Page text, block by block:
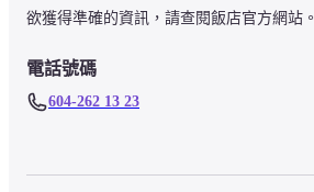
欲獲得準確的資訊，請查閱飯店官方網站。
電話號碼
604-262 13 23